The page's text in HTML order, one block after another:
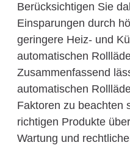
Berücksichtigen Sie
Einsparungen durch
geringere Heiz- und
automatischen
Zusammenfassend
automatischen
Faktoren zu beachten
richtigen Produkte
Wartung und